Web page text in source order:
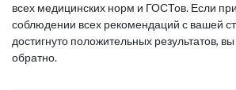
всех медицинских норм и ГОСТов. Если
соблюдении всех рекомендаций с вашей
достигнуто положительных результатов,
обратно.